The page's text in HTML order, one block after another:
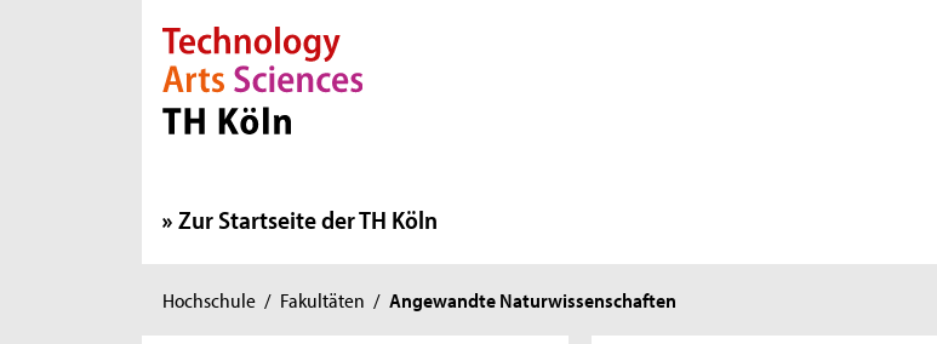
Direkt zur Hauptnavigation
Direkt zur Subnavigation
Direkt zum Inhalt
Direkt zum Fußbereich
Zur Startseite der TH Köln
Sie
Hochschule / Fakultäten / Angewandte Naturwissenschaften